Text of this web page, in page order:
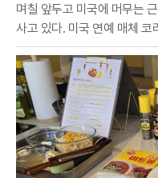
며칠 앞두고 미국에 머무는
사고 있다. 미국 연예 매체 코
리포니아주 로스앤젤레스의
클럽'을 나서는 모습이 파파라